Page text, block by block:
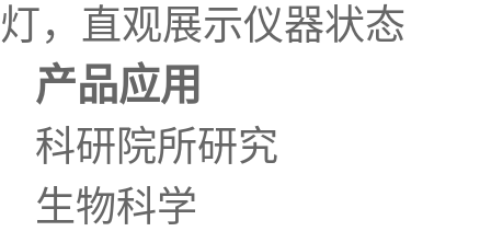
灯，直观展示仪器状态
产品应用
科研院所研究
生物科学